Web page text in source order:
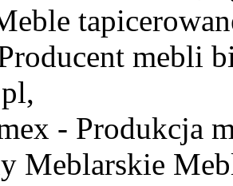
mebli
- Produkcja
Meblarskie